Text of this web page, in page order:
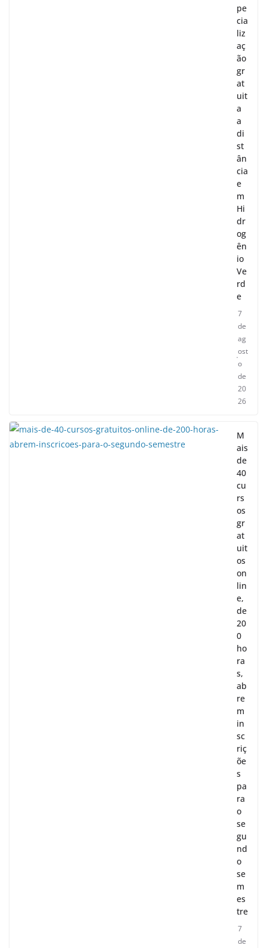
pe
cia
liz
aç
ão
gr
at
uit
a
a
di
st
ân
cia
e
m
Hi
dr
og
ên
io
Ve
rd
e
7
de
ag
ost
o
de
20
26
M
ais
de
40
cu
rs
os
gr
at
uit
os
on
lin
e,
de
20
0
ho
ra
s,
ab
re
m
in
sc
riç
õe
s
pa
ra
o
se
gu
nd
o
se
m
es
tre
7
de